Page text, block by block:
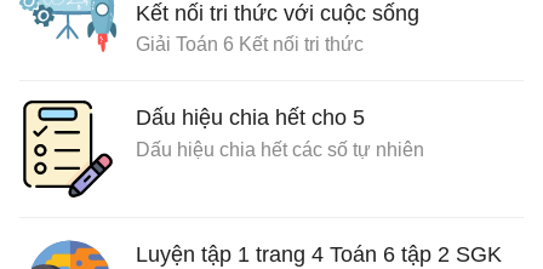
Kết nối tri thức với cuộc sống
Giải Toán 6 Kết nối tri thức
Dấu hiệu chia hết cho 5
Dấu hiệu chia hết các số tự nhiên
Luyện tập 1 trang 4 Toán 6 tập 2 SGK